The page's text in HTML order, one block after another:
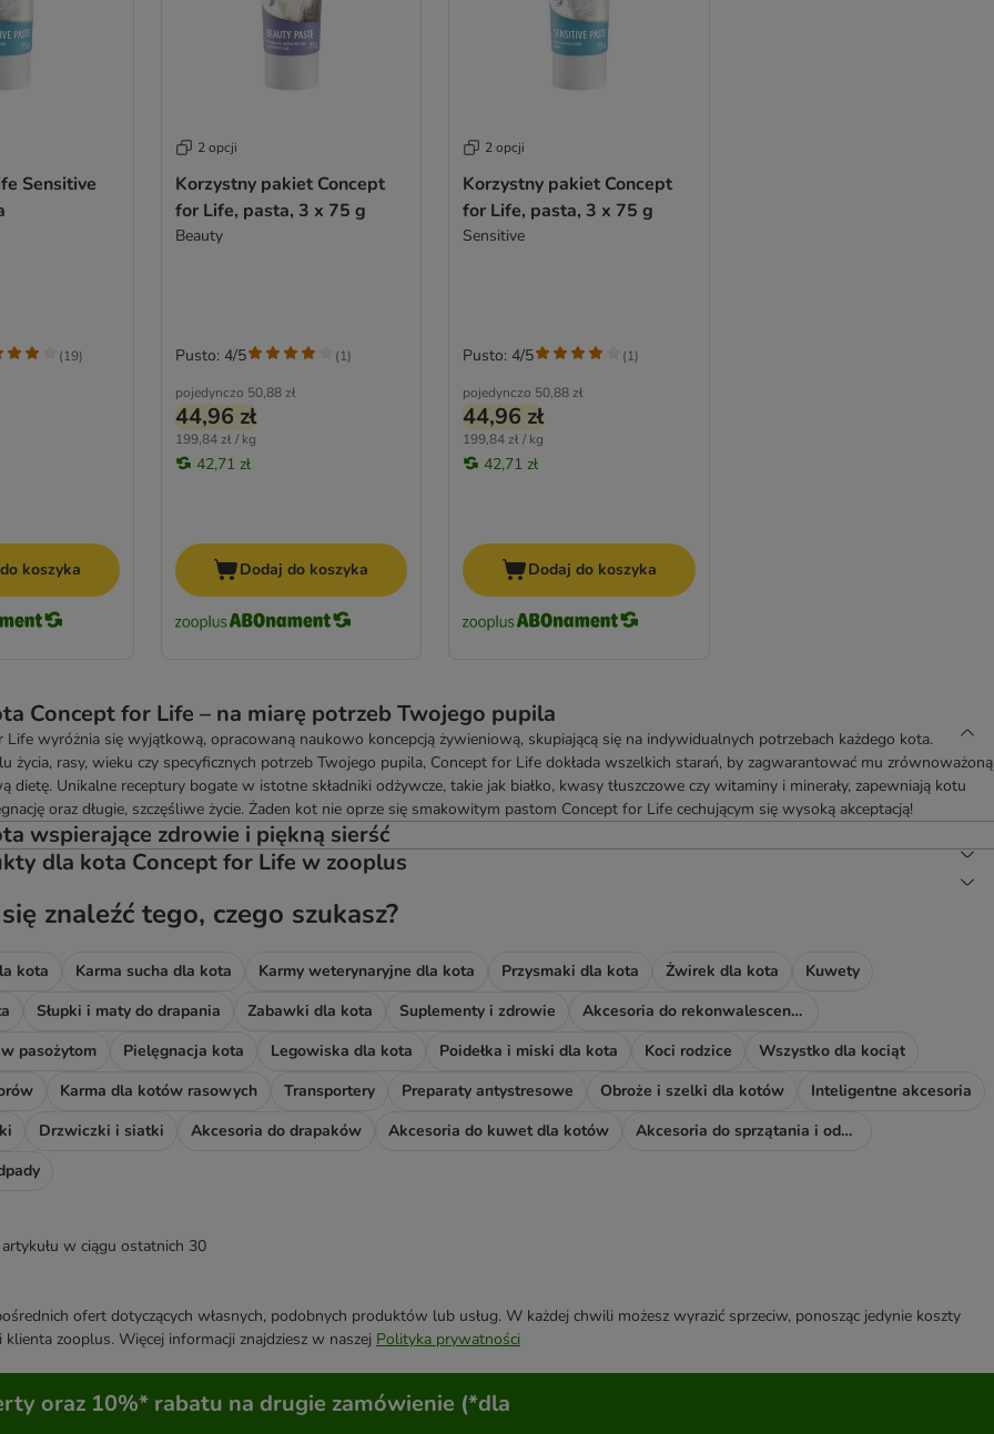
Sensitive
(19)
koszyka
2 opcji
Korzystny pakiet Concept
for Life, pasta, 3 x 75 g
Beauty
pojedynczo 50,88 zł
44,96 zł
199,84 zł / kg
42,71 zł
Pusto: 4/5 (1)
Dodaj do koszyka
2 opcji
Korzystny pakiet Concept
for Life, pasta, 3 x 75 g
Sensitive
pojedynczo 50,88 zł
44,96 zł
199,84 zł / kg
42,71 zł
Pusto: 4/5 (1)
Dodaj do koszyka
Concept for Life – na miarę potrzeb Twojego pupila
Life wyróżnia się wyjątkową, opracowaną naukowo koncepcją żywieniową, skupiającą się na indywidualnych potrzebach każdego kota.
życia, rasy, wieku czy specyficznych potrzeb Twojego pupila, Concept for Life dokłada wszelkich starań, by zagwarantować mu zrównoważoną
dietę. Unikalne receptury bogate w istotne składniki odżywcze, takie jak białko, kwasy tłuszczowe czy witaminy i minerały, zapewniają kotu
oraz długie, szczęśliwe życie. Żaden kot nie oprze się smakowitym pastom Concept for Life cechującym się wysoką akceptacją!
wspierające zdrowie i piękną sierść
dla kota Concept for Life w zooplus
znaleźć tego, czego szukasz?
kota Karma sucha dla kota Karmy weterynaryjne dla kota Przysmaki dla kota Żwirek dla kota
Kuwety
Słupki i maty do drapania Zabawki dla kota Suplementy i zdrowie
Akcesoria do rekonwalescencji
pasożytom
Pielęgnacja kota Legowiska dla kota Poidełka i miski dla kota Koci rodzice
Wszystko dla kociąt
Karma dla kotów rasowych Transportery Preparaty antystresowe Obroże i szelki dla kotów
Inteligentne akcesoria
Drzwiczki i siatki Akcesoria do drapaków Akcesoria do kuwet dla kotów
Akcesoria do sprzątania i odświeżacze
w ciągu ostatnich 30
ofert dotyczących własnych, podobnych produktów lub usług. W każdej chwili możesz wyrazić sprzeciw, ponosząc jedynie koszty
zooplus. Więcej informacji znajdziesz w naszej Polityka prywatności
oraz 10%* rabatu na drugie zamówienie (*dla